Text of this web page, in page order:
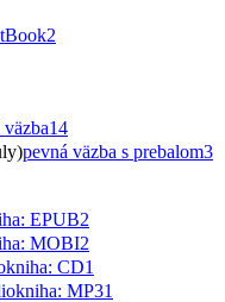
2
14
pevná väzba s prebalom3
EPUB2
MOBI2
CD1
MP31